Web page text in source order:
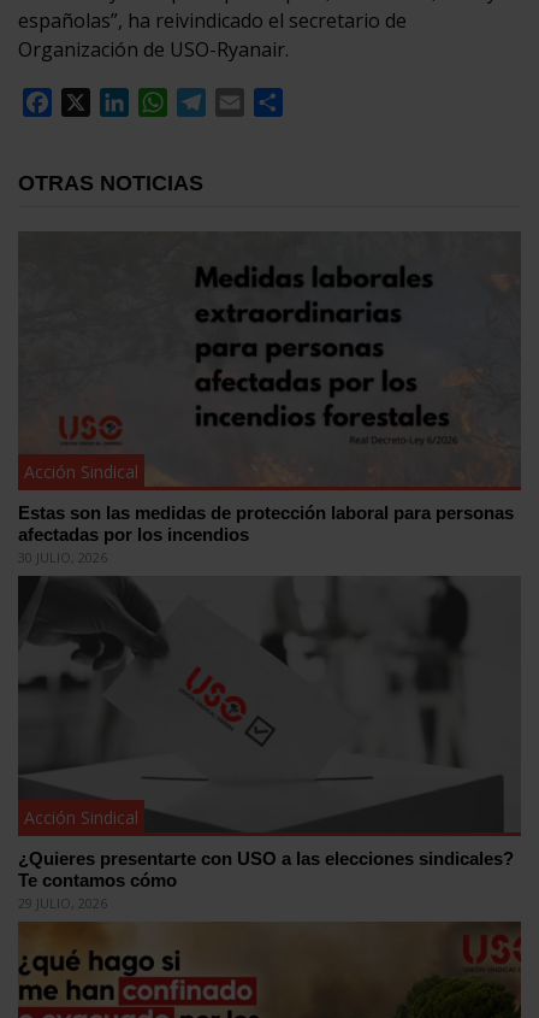
españolas”, ha reivindicado el secretario de
Organización de USO-Ryanair.
Facebook
LinkedInWhatsApp
Telegram
Email
OTRAS NOTICIAS
Acción Sindical
Estas son las medidas de protección laboral para personas
afectadas por los incendios
30 JULIO, 2026
Acción Sindical
¿Quieres presentarte con USO a las elecciones sindicales?
Te contamos cómo
29 JULIO, 2026